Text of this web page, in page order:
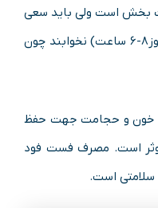
بخش است ولی باید سعی
نمایند بیش از حد متوسط (شبانه روز۸-۶ ساعت) نخوابند چون
خون و حجامت جهت حفظ
موثر است. مصرف فست فود
سلامتی است.